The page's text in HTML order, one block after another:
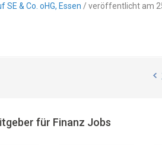
SE & Co. oHG, Essen / veröffentlicht am
für Finanz Jobs